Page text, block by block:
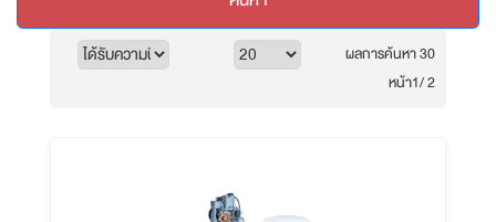
ผลการค้นหา 30
หน้า1/ 2